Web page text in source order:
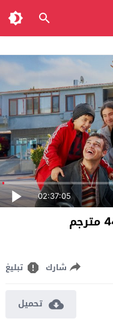
02:37:05
شارك تبليغ
تحميل